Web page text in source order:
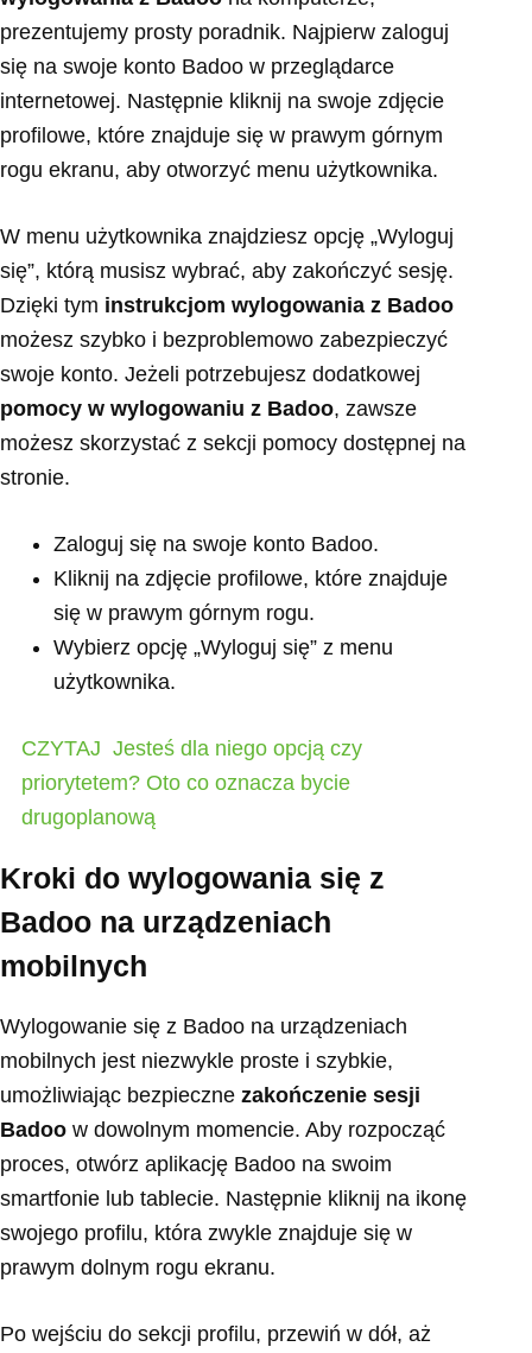
prezentujemy prosty poradnik. Najpierw zaloguj
się na swoje konto Badoo w przeglądarce
internetowej. Następnie kliknij na swoje zdjęcie
profilowe, które znajduje się w prawym górnym
rogu ekranu, aby otworzyć menu użytkownika.
W menu użytkownika znajdziesz opcję „Wyloguj
się”, którą musisz wybrać, aby zakończyć sesję.
Dzięki tym instrukcjom wylogowania z Badoo
możesz szybko i bezproblemowo zabezpieczyć
swoje konto. Jeżeli potrzebujesz dodatkowej
pomocy w wylogowaniu z Badoo, zawsze
możesz skorzystać z sekcji pomocy dostępnej na
stronie.
Zaloguj się na swoje konto Badoo.
Kliknij na zdjęcie profilowe, które znajduje
się w prawym górnym rogu.
Wybierz opcję „Wyloguj się” z menu
użytkownika.
CZYTAJ Jesteś dla niego opcją czy
priorytetem? Oto co oznacza bycie
drugoplanową
Kroki do wylogowania się z
Badoo na urządzeniach
mobilnych
Wylogowanie się z Badoo na urządzeniach
mobilnych jest niezwykle proste i szybkie,
umożliwiając bezpieczne zakończenie sesji
Badoo w dowolnym momencie. Aby rozpocząć
proces, otwórz aplikację Badoo na swoim
smartfonie lub tablecie. Następnie kliknij na ikonę
swojego profilu, która zwykle znajduje się w
prawym dolnym rogu ekranu.
Po wejściu do sekcji profilu, przewiń w dół, aż